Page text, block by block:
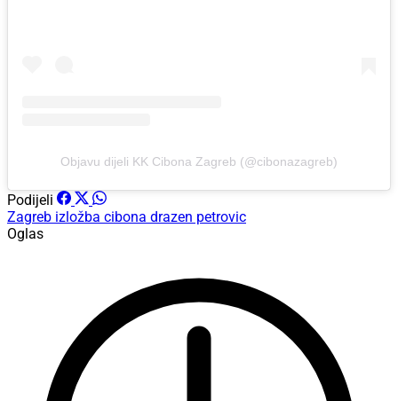
Objavu dijeli KK Cibona Zagreb (@cibonazagreb)
Podijeli
Zagreb izložba cibona drazen petrovic
Oglas